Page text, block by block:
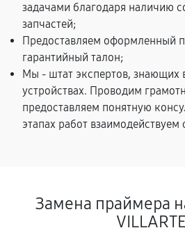
задачами благодаря наличию
запчастей;
Предоставляем оформленный
гарантийный талон;
Мы - штат экспертов, знающих
устройствах. Проводим
предоставляем понятную
этапах работ взаимодействуем
Замена праймера